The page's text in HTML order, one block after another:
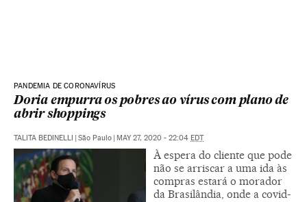
PANDEMIA DE CORONAVÍRUS
Doria empurra os pobres ao vírus com plano de
abrir shoppings
TALITA BEDINELLI | São Paulo | MAY 27, 2020 - 22:04 EDT
À espera do cliente que pode
não se arriscar a uma ida às
compras estará o morador
da Brasilândia, onde a covid-